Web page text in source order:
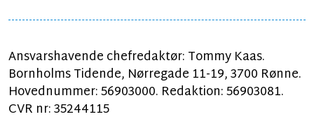
Ansvarshavende chefredaktør: Tommy Kaas.
Bornholms Tidende, Nørregade 11-19, 3700 Rønne.
Hovednummer: 56903000. Redaktion: 56903081.
CVR nr: 35244115